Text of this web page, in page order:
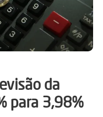
da
para 3,98%